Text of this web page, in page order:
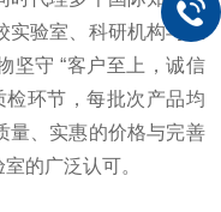
实验室、科研机构与生
坚守 “客户至上，诚信
检环节，每批次产品均
量、实惠的价格与完善
的广泛认可。